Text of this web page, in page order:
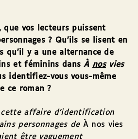
que vos lecteurs puissent
? Qu’ils se lisent en
qu’il y a une alternance de
et féminins dansÀ nosvies
identifiez-vous vous-même
ce roman ?
cette affaire d’identification
personnages de À nos vies
être vaguement